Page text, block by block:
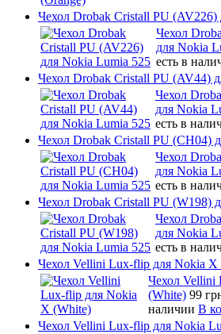
Чехол Drobak Cristall PU
Чехол
для Nokia
есть в
Чехол Drobak Cristall PU (AV44)
Чехол
для Nokia
есть в
Чехол Drobak Cristall PU (CH04)
Чехол
для Nokia
есть в
Чехол Drobak Cristall PU (W198)
Чехол
для Nokia
есть в
Чехол Vellini Lux-flip для Nokia X
Чехол Vellini
(White) 99
наличии В
Чехол Vellini Lux-flip для Nokia